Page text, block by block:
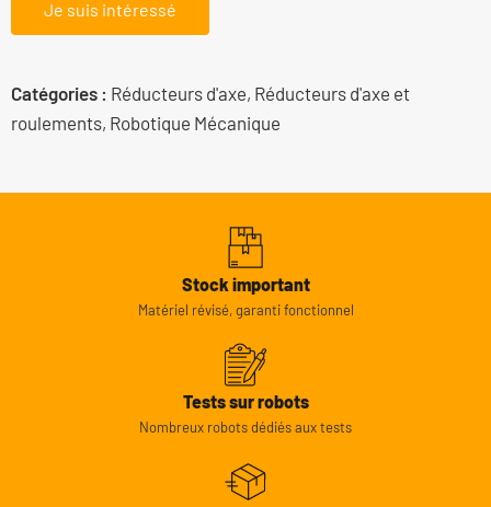
Je suis intéressé
Catégories : Réducteurs d'axe, Réducteurs d'axe et
roulements, Robotique Mécanique
Stock important
Matériel révisé, garanti fonctionnel
Tests sur robots
Nombreux robots dédiés aux tests